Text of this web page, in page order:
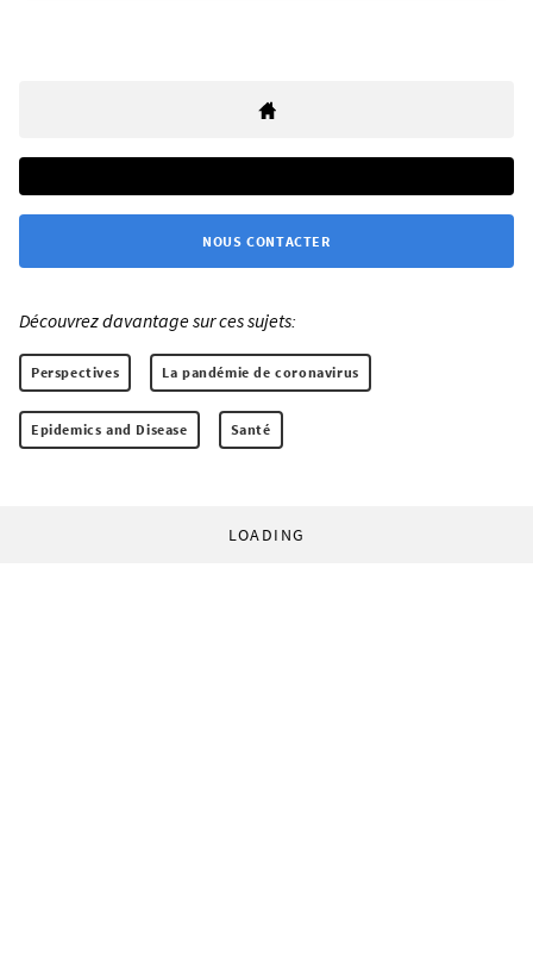
NOUS CONTACTER
Découvrez davantage sur ces sujets:
Perspectives La pandémie de coronavirus
Epidemics and Disease Santé
LOADING